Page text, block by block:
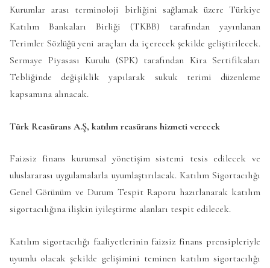
Kurumlar arası terminoloji birliğini sağlamak üzere Türkiye
Katılım Bankaları Birliği (TKBB) tarafından yayınlanan
Terimler Sözlüğü yeni araçları da içerecek şekilde geliştirilecek.
Sermaye Piyasası Kurulu (SPK) tarafından Kira Sertifikaları
Tebliğinde değişiklik yapılarak sukuk terimi düzenleme
kapsamına alınacak.
Türk Reasürans A.Ş, katılım reasürans hizmeti verecek
Faizsiz finans kurumsal yönetişim sistemi tesis edilecek ve
uluslararası uygulamalarla uyumlaştırılacak. Katılım Sigortacılığı
Genel Görünüm ve Durum Tespit Raporu hazırlanarak katılım
sigortacılığına ilişkin iyileştirme alanları tespit edilecek.
Katılım sigortacılığı faaliyetlerinin faizsiz finans prensipleriyle
uyumlu olacak şekilde gelişimini teminen katılım sigortacılığı